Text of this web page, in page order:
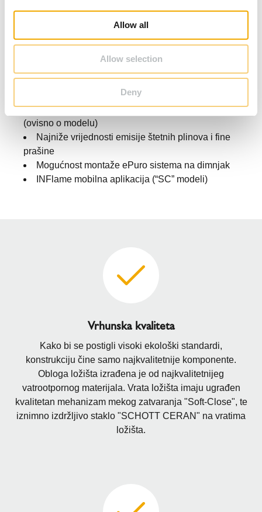
Allow all
Allow selection
Deny
Zadovoljava trenutno najviše zahtjeve
nepropusnosti kamina (8 Pa)
Inovativni dizajn nudi mogućnost istovremenog
SCHOTT CERAN® staklo
Individualno prilagodljiv dizajn
Mogućnost ugradnje katalizatora dimnih plinova
(ovisno o modelu)
Najniže vrijednosti emisije štetnih plinova i fine
prašine
Mogućnost montaže ePuro sistema na dimnjak
INFlame mobilna aplikacija (“SC” modeli)
Vrhunska kvaliteta
Kako bi se postigli visoki ekološki standardi,
konstrukciju čine samo najkvalitetnije komponente.
Obloga ložišta izrađena je od najkvalitetnijeg
vatrootpornog materijala. Vrata ložišta imaju ugrađen
kvalitetan mehanizam mekog zatvaranja "Soft-Close", te
iznimno izdržljivo staklo "SCHOTT CERAN" na vratima
ložišta.